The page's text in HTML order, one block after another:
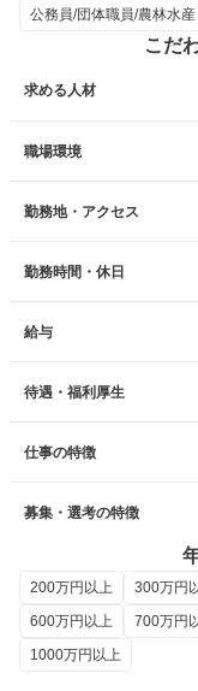
公務員/団体職員/農林水産
こだ
求める人材
職場環境
勤務地・アクセス
勤務時間・休日
給与
待遇・福利厚生
仕事の特徴
募集・選考の特徴
200万円以上 300万円
600万円以上
700万円
1000万円以上